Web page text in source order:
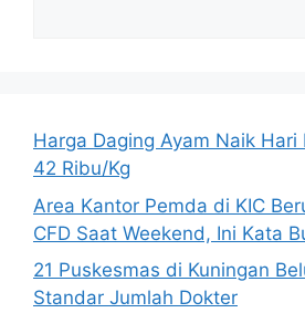
Harga Daging Ayam Naik Hari
42 Ribu/Kg
Area Kantor Pemda di KIC
CFD Saat Weekend, Ini Kata
21 Puskesmas di Kuningan
Standar Jumlah Dokter